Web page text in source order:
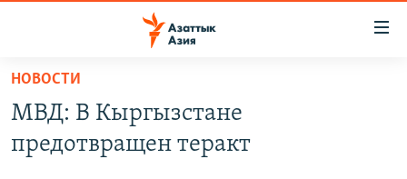
Вернуться
основному
содержанию
Вернутся
НОВОСТИ
ВОЙНА В УКРАИНЕ
НОВОСТИ
МВД: В Кыргызстане
предотвращен теракт